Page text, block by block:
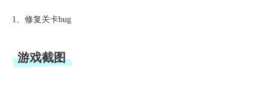
1、修复关卡bug
游戏截图